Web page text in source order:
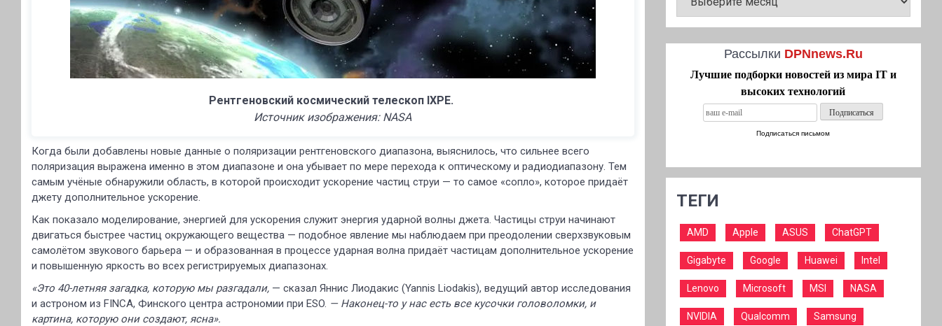
Рентгеновский космический телескоп IXPE.
Источник изображения: NASA
Когда были добавлены новые данные о поляризации рентгеновского диапазона, выяснилось, что сильнее всего
поляризация выражена именно в этом диапазоне и она убывает по мере перехода к оптическому и радиодиапазону. Тем
самым учёные обнаружили область, в которой происходит ускорение частиц струи — то самое «сопло», которое придаёт
джету дополнительное ускорение.
Как показало моделирование, энергией для ускорения служит энергия ударной волны джета. Частицы струи начинают
двигаться быстрее частиц окружающего вещества — подобное явление мы наблюдаем при преодолении сверхзвуковым
самолётом звукового барьера — и образованная в процессе ударная волна придаёт частицам дополнительное ускорение
и повышенную яркость во всех регистрируемых диапазонах.
«Это 40-летняя загадка, которую мы разгадали, — сказал Яннис Лиодакис (Yannis Liodakis), ведущий автор исследования
и астроном из FINCA, Финского центра астрономии при ESO. — Наконец-то у нас есть все кусочки головоломки, и
картина, которую они создают, ясна».
Рассылки DPNnews.Ru
Лучшие подборки новостей из мира IT и
высоких технологий
Подписаться письмом
ТЕГИ
AMD Apple ASUS ChatGPT
Gigabyte Google Huawei Intel
Lenovo Microsoft MSI NASA
NVIDIA Qualcomm Samsung